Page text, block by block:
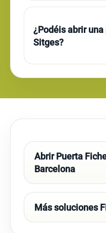
¿Podéis abrir
Sitges?
Abrir Puerta
Barcelona
Más soluciones